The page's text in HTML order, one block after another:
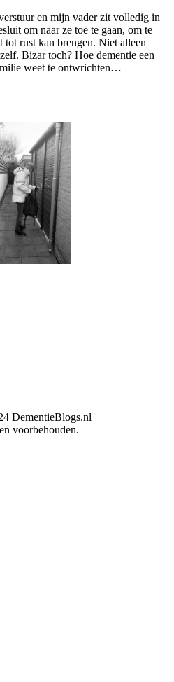
en mijn vader zit volledig in
om naar ze toe te gaan, om te
rust kan brengen. Niet alleen
Bizar toch? Hoe dementie een
weet te ontwrichten…
DementieBlogs.nl
voorbehouden.